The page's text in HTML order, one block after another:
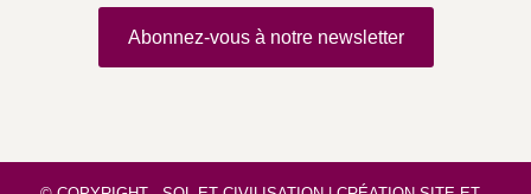
Abonnez-vous à notre newsletter